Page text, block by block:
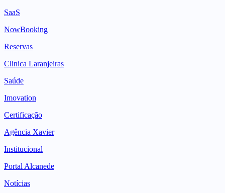
SaaS
NowBooking
Reservas
Clinica Laranjeiras
Saúde
Imovation
Certificação
Agência Xavier
Institucional
Portal Alcanede
Notícias